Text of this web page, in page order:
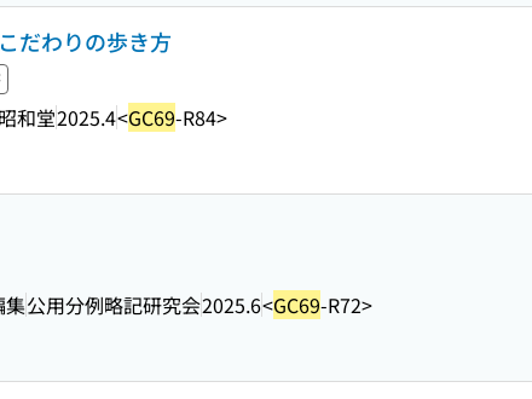
だわりの歩き方
昭和堂2025.4<GC69-R84>
集公用分例略記研究会2025.6<GC69-R72>